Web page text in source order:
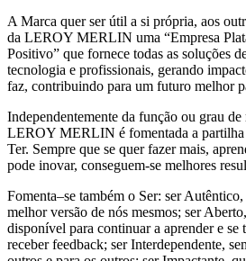
A Marca quer ser útil a si própria, aos
da LEROY MERLIN uma “Empresa
Positivo” que fornece todas as soluções
tecnologia e profissionais, gerando
faz, contribuindo para um futuro melhor
Independentemente da função ou grau de
LEROY MERLIN é fomentada a partilha
Ter. Sempre que se quer fazer mais,
pode inovar, conseguem-se melhores
Fomenta–se também o Ser: ser
melhor versão de nós mesmos; ser
disponível para continuar a aprender e se
receber feedback; ser Interdependente,